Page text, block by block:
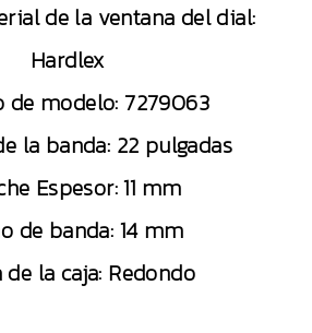
de la ventana del dial:
Hardlex
de modelo: 7279063
la banda: 22 pulgadas
Espesor: 11 mm
de banda: 14 mm
de la caja: Redondo